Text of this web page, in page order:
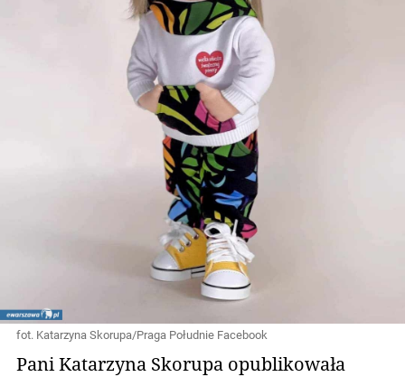
fot. Katarzyna Skorupa/Praga Południe Facebook
Pani Katarzyna Skorupa opublikowała